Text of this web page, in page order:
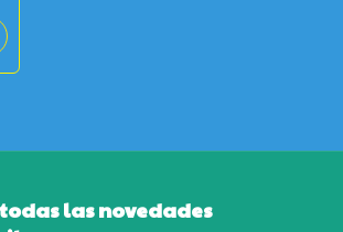
las novedades